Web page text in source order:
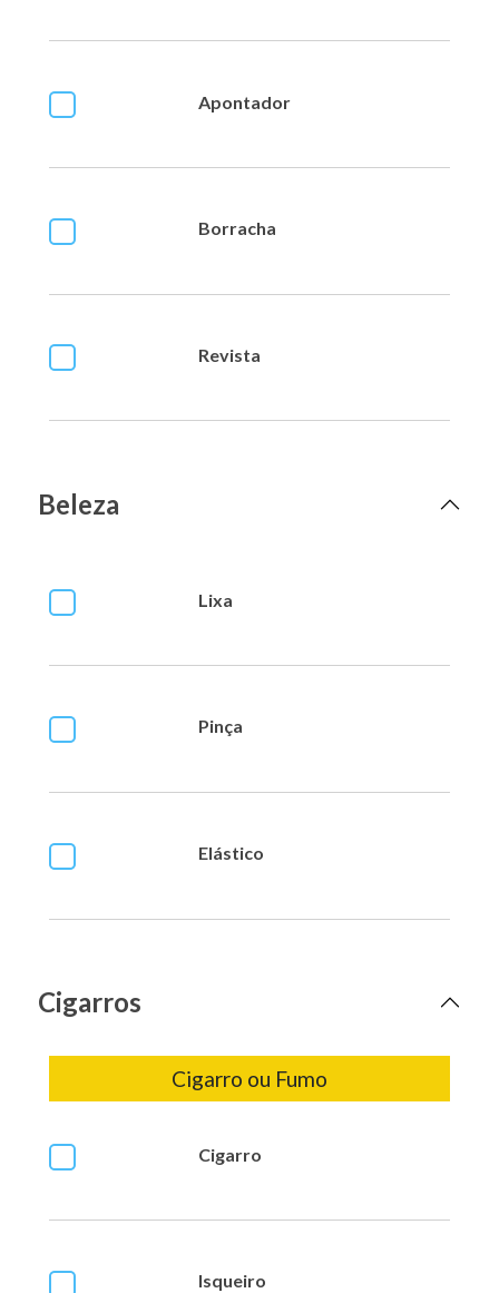
Apontador
Borracha
Revista
Beleza
Lixa
Pinça
Elástico
Cigarros
Cigarro ou Fumo
Cigarro
Isqueiro